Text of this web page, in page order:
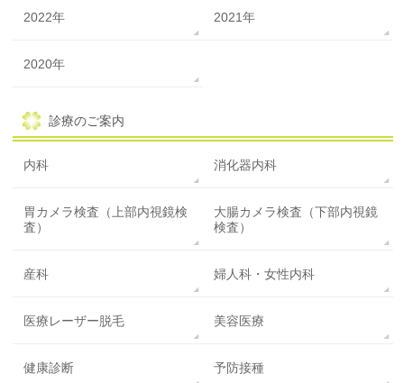
2022年 2021年
2020年
診療のご案内
内科 消化器内科
胃カメラ検査（上部内視鏡検
査）
大腸カメラ検査（下部内視鏡
検査）
産科 婦人科・女性内科
医療レーザー脱毛 美容医療
健康診断 予防接種